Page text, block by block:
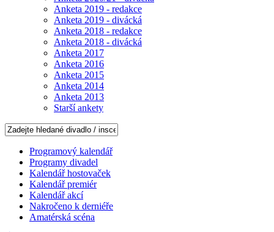
Anketa 2019 - redakce
Anketa 2019 - divácká
Anketa 2018 - redakce
Anketa 2018 - divácká
Anketa 2017
Anketa 2016
Anketa 2015
Anketa 2014
Anketa 2013
Starší ankety
Programový kalendář
Programy divadel
Kalendář hostovaček
Kalendář premiér
Kalendář akcí
Nakročeno k derniéře
Amatérská scéna